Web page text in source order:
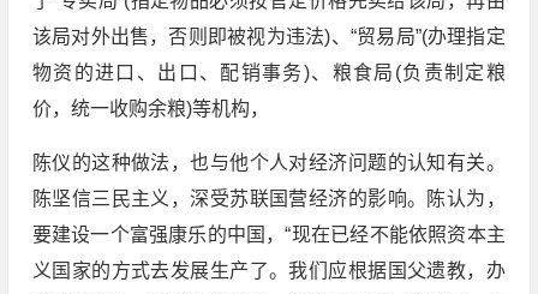
该局对外出售，否则即被视为违法)、“贸易局”(办理指定
物资的进口、出口、配销事务)、粮食局(负责制定粮
价，统一收购余粮)等机构，
陈仪的这种做法，也与他个人对经济问题的认知有关。
陈坚信三民主义，深受苏联国营经济的影响。陈认为，
要建设一个富强康乐的中国，“现在已经不能依照资本主
义国家的方式去发展生产了。我们应根据国父遗教，办